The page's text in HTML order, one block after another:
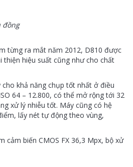
đồng
từng ra mắt năm 2012, D810 được
thiện hiệu suất cũng như cho chất
khả năng chụp tốt nhất ở điều
64 – 12.800, có thể mở rộng tới 32
xử lý nhiễu tốt. Máy cũng có hệ
lấy nét tự động theo vùng,
cảm biến CMOS FX 36,3 Mpx, bộ xử